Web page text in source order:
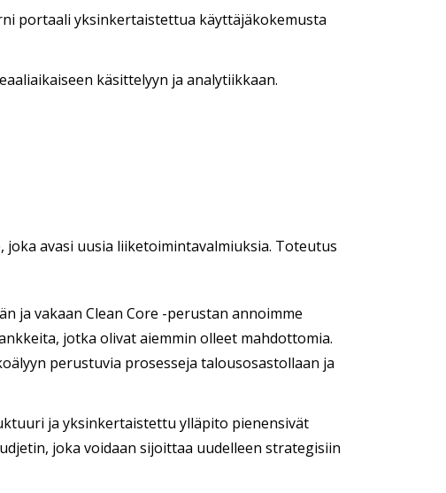
portaali yksinkertaistettua käyttäjäkokemusta
käsittelyyn ja analytiikkaan.
avasi uusia liiketoimintavalmiuksia. Toteutus
ja vakaan Clean Core -perustan annoimme
jotka olivat aiemmin olleet mahdottomia.
perustuvia prosesseja talousosastollaan ja
ja yksinkertaistettu ylläpito pienensivät
joka voidaan sijoittaa uudelleen strategisiin